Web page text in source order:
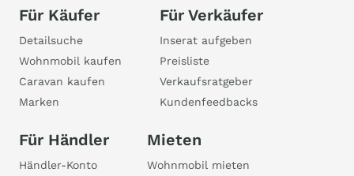
Für Käufer
Detailsuche
Wohnmobil kaufen
Caravan kaufen
Marken
Für Verkäufer
Inserat aufgeben
Preisliste
Verkaufsratgeber
Kundenfeedbacks
Für Händler
Händler-Konto
Mieten
Wohnmobil mieten